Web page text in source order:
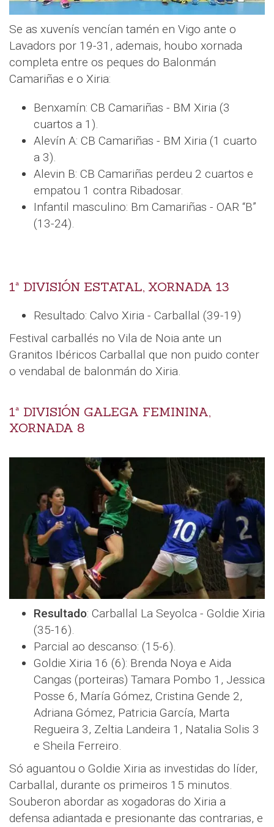
Se as xuvenís vencían tamén en Vigo ante o
Lavadors por 19-31, ademais, houbo xornada
completa entre os peques do Balonmán
Camariñas e o Xiria:
Benxamín: CB Camariñas - BM Xiria (3
cuartos a 1).
Alevín A: CB Camariñas - BM Xiria (1 cuarto
a 3).
Alevin B: CB Camariñas perdeu 2 cuartos e
empatou 1 contra Ribadosar.
Infantil masculino: Bm Camariñas - OAR “B”
(13-24).
1ª DIVISIÓN ESTATAL, XORNADA 13
Resultado: Calvo Xiria - Carballal (39-19)
Festival carballés no Vila de Noia ante un
Granitos Ibéricos Carballal que non puido conter
o vendabal de balonmán do Xiria.
1ª DIVISIÓN GALEGA FEMININA,
XORNADA 8
Resultado: Carballal La Seyolca - Goldie Xiria
(35-16).
Parcial ao descanso: (15-6).
Goldie Xiria 16 (6): Brenda Noya e Aida
Cangas (porteiras) Tamara Pombo 1, Jessica
Posse 6, María Gómez, Cristina Gende 2,
Adriana Gómez, Patricia García, Marta
Regueira 3, Zeltia Landeira 1, Natalia Solis 3
e Sheila Ferreiro.
Só aguantou o Goldie Xiria as investidas do líder,
Carballal, durante os primeiros 15 minutos.
Souberon abordar as xogadoras do Xiria a
defensa adiantada e presionante das contrarias, e